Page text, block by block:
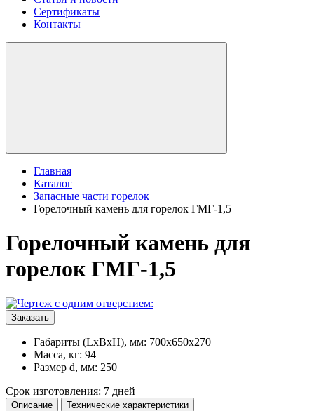
Сертификаты
Контакты
Главная
Каталог
Запасные части горелок
Горелочный камень для горелок ГМГ-1,5
Горелочный камень для
горелок ГМГ-1,5
Заказать
Габариты (LxBxH), мм: 700x650x270
Масса, кг: 94
Размер d, мм: 250
Срок изготовления: 7 дней
Описание Технические характеристики